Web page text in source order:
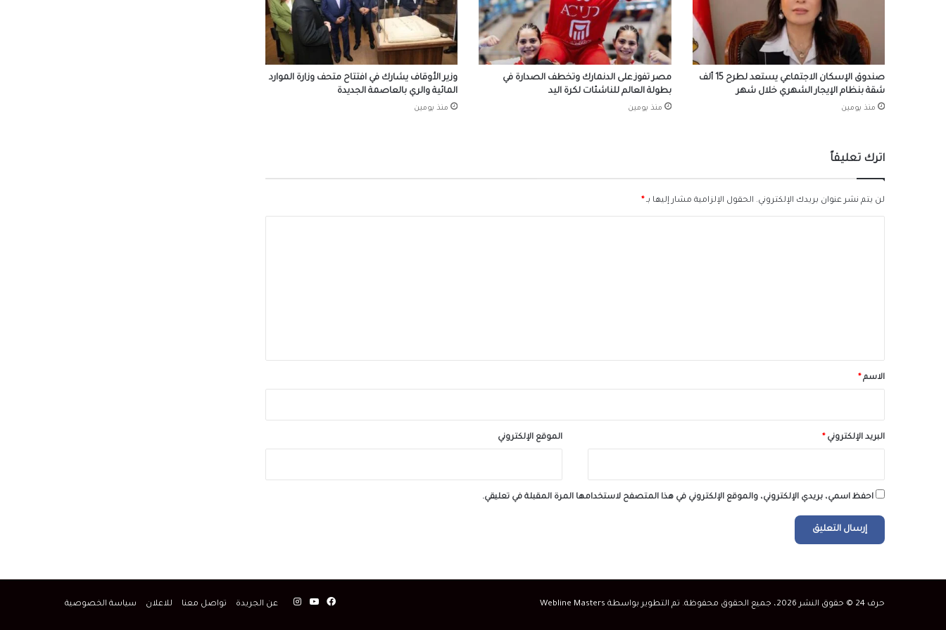
92% من الملفات المتأخرة
افتتاح وحدة البرامج الوقائية للصندوق بمنطقة رأس
صندوق الإسكان الاجتماعي يستعد لطرح 15 ألف
شقة بنظام الإيجار الشهري خلال شهر
منذ يومين
مصر تفوز على الدنمارك وتخطف الصدارة في
بطولة العالم للناشئات لكرة اليد
منذ يومين
وزير الأوقاف يشارك في افتتاح متحف وزارة الموارد
المائية والري بالعاصمة الجديدة
منذ يومين
اترك تعليقاً
لن يتم نشر عنوان بريدك الإلكتروني. الحقول الإلزامية مشار إليها بـ *
*الاسم *
البريد الإلكتروني * الموقع الإلكتروني
احفظ اسمي، بريدي الإلكتروني، والموقع الإلكتروني في هذا المتصفح لاستخدامها المرة المقبلة في تعليقي.
حرف 24 © حقوق النشر 2026، جميع الحقوق محفوظة. تم التطوير بواسطة Webline Masters عن الجريدة تواصل معنا للاعلان سياسة الخصوصية فيسبوك‫YouTubeانستقرام